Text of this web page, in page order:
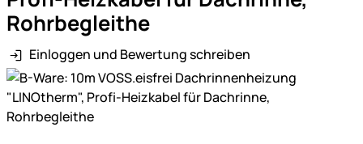
Rohrbegleithe
Einloggen und Bewertung schreiben
Produktgalerie